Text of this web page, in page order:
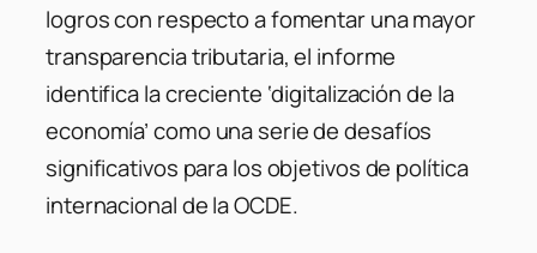
logros con respecto a fomentar una mayor
transparencia tributaria, el informe
identifica la creciente ‘digitalización de la
economía’ como una serie de desafíos
significativos para los objetivos de política
internacional de la OCDE.